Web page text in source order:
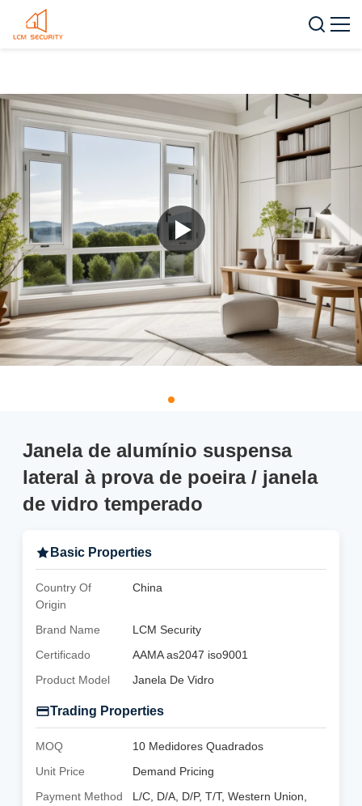
Janela de alumínio suspensa
lateral à prova de poeira / janela
de vidro temperado
Basic Properties
Country Of
Origin
China
Brand Name
LCM Security
Certificado
AAMA as2047 iso9001
Product Model
Janela De Vidro
Trading Properties
MOQ
10 Medidores Quadrados
Unit Price
Demand Pricing
Payment Method
L/C, D/A, D/P, T/T, Western Union,